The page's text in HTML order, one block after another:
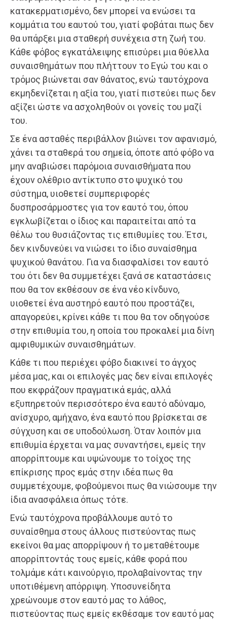
κατακερματισμένο, δεν μπορεί να ενώσει τα
κομμάτια του εαυτού του, γιατί φοβάται πως δεν
θα υπάρξει μια σταθερή συνέχεια στη ζωή του.
Κάθε φόβος εγκατάλειψης επισύρει μια θύελλα
συναισθημάτων που πλήττουν το Εγώ του και ο
τρόμος βιώνεται σαν θάνατος, ενώ ταυτόχρονα
εκμηδενίζεται η αξία του, γιατί πιστεύει πως δεν
αξίζει ώστε να ασχοληθούν οι γονείς του μαζί
του.
Σε ένα ασταθές περιβάλλον βιώνει τον αφανισμό,
χάνει τα σταθερά του σημεία, όποτε από φόβο να
μην αναβιώσει παρόμοια συναισθήματα που
έχουν ολέθριο αντίκτυπο στο ψυχικό του
σύστημα, υιοθετεί συμπεριφορές
δυσπροσάρμοστες για τον εαυτό του, όπου
εγκλωβίζεται ο ίδιος και παραιτείται από τα
θέλω του θυσιάζοντας τις επιθυμίες του. Έτσι,
δεν κινδυνεύει να νιώσει το ίδιο συναίσθημα
ψυχικού θανάτου. Για να διασφαλίσει τον εαυτό
του ότι δεν θα συμμετέχει ξανά σε καταστάσεις
που θα τον εκθέσουν σε ένα νέο κίνδυνο,
υιοθετεί ένα αυστηρό εαυτό που προστάζει,
απαγορεύει, κρίνει κάθε τι που θα τον οδηγούσε
στην επιθυμία του, η οποία του προκαλεί μια δίνη
αμφιθυμικών συναισθημάτων.
Κάθε τι που περιέχει φόβο διακινεί το άγχος
μέσα μας, και οι επιλογές μας δεν είναι επιλογές
που εκφράζουν πραγματικά εμάς, αλλά
εξυπηρετούν περισσότερο ένα εαυτό αδύναμο,
ανίσχυρο, αμήχανο, ένα εαυτό που βρίσκεται σε
σύγχυση και σε υποδούλωση. Όταν λοιπόν μια
επιθυμία έρχεται να μας συναντήσει, εμείς την
απορρίπτουμε και υψώνουμε το τοίχος της
επίκρισης προς εμάς στην ιδέα πως θα
συμμετέχουμε, φοβούμενοι πως θα νιώσουμε την
ίδια ανασφάλεια όπως τότε.
Ενώ ταυτόχρονα προβάλλουμε αυτό το
συναίσθημα στους άλλους πιστεύοντας πως
εκείνοι θα μας απορρίψουν ή το μεταθέτουμε
απορρίπτοντάς τους εμείς, κάθε φορά που
τολμάμε κάτι καινούργιο, προλαβαίνοντας την
υποτιθέμενη απόρριψη. Υποσυνείδητα
χρεώνουμε στον εαυτό μας το λάθος,
πιστεύοντας πως εμείς εκθέσαμε τον εαυτό μας